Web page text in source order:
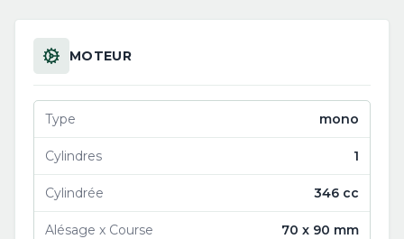
MOTEUR
Type mono
Cylindres 1
Cylindrée 346 cc
Alésage x Course 70 x 90 mm